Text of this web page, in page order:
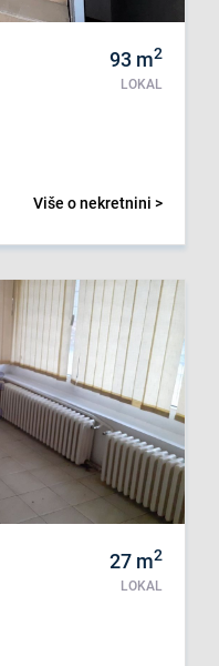
93 m2
LOKAL
Više o nekretnini >
27 m2
LOKAL